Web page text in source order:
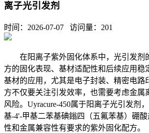
离子光引发剂
时间：2026-07-07 访问量： 201
在阳离子紫外固化体系中，光引发剂
方的固化表现、基材适配性和后续应用稳
基材的应用，尤其是电子封装、精密电路
方不仅要关注引发效率，也需要考虑金属
风险。 Uyracure-450属于阳离子光引发剂
基-4'-甲基二苯基碘鎓四（五氟苯基）硼
性和金属兼容性有要求的紫外固化配方。